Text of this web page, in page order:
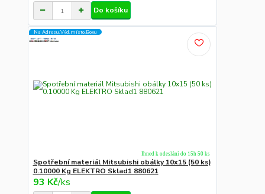
Do košíku
Na Adresu,Výd.místo,Boxu
Spotřební materiál Mitsubishi obálky 10x15 (50 ks)
0.10000 Kg ELEKTRO Sklad1 880621
93 Kč/ks
Ihned k odeslání do 15h 50 ks